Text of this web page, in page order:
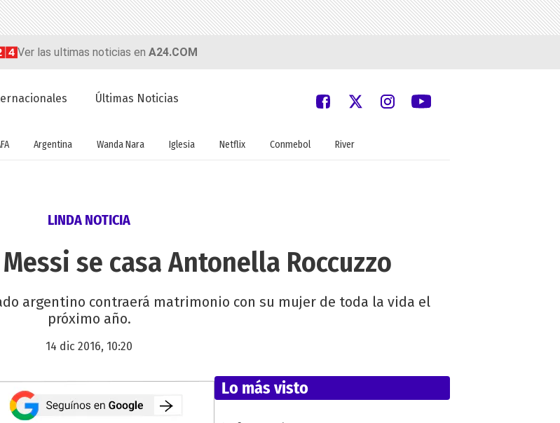
Ver las ultimas noticias en A24.COM
Últimas Noticias
Argentina Wanda Nara Iglesia Netflix Conmebol River
LINDA NOTICIA
se casa Antonella Roccuzzo
argentino contraerá matrimonio con su mujer de toda la vida el
próximo año.
14 dic 2016, 10:20
Lo más visto